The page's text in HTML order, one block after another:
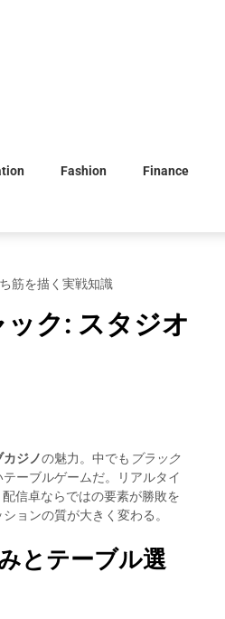
Fashion Finance
筋を描く実戦知識
ク: スタジオ
カジノの魅力。中でも ブラック
ーブルゲームだ。リアルタイ
信卓ならではの要素が勝敗を
ョンの質が大きく変わる。
とテーブル選